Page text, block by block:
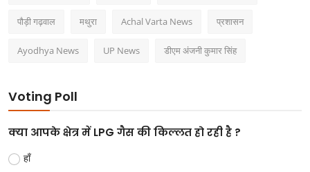
पौड़ी गढ़वाल मथुरा Achal Varta News प्रशासन
Ayodhya News UP News डीएम अंजनी कुमार सिंह
Voting Poll
क्या आपके क्षेत्र में LPG गैस की किल्लत हो रही है ?
हाँ